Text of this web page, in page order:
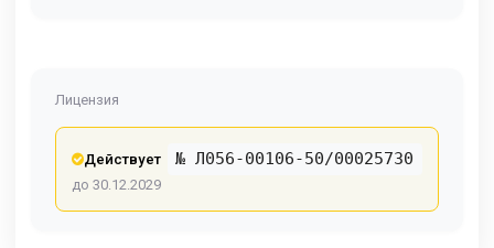
Лицензия
Действует № Л056-00106-50/00025730
до 30.12.2029